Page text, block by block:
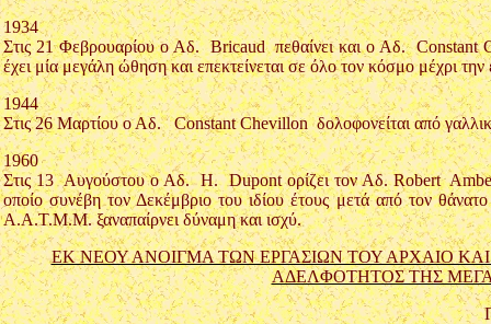
1934
Στις 21 Φεβρουαρίου ο Αδ. Bricaud πεθαίνει και ο Αδ. Constant
έχει μία μεγάλη ώθηση και επεκτείνεται σε όλο τον κόσμο μέχρι
1944
Στις 26 Μαρτίου ο Αδ. Constant Chevillon δολοφονείται από
1960
Στις 13 Αυγούστου ο Αδ. Η. Dupont ορίζει τον Αδ. Robert
οποίο συνέβη τον Δεκέμβριο του ιδίου έτους μετά από τον
Α.Α.Τ.Μ.Μ. ξαναπαίρνει δύναμη και ισχύ.
ΕΚ ΝΕΟΥ ΑΝΟΙΓΜΑ ΤΩΝ ΕΡΓΑΣΙΩΝ ΤΟΥ ΑΡΧΑΙΟ
ΑΔΕΛΦΟΤΗΤΟΣ ΤΗΣ